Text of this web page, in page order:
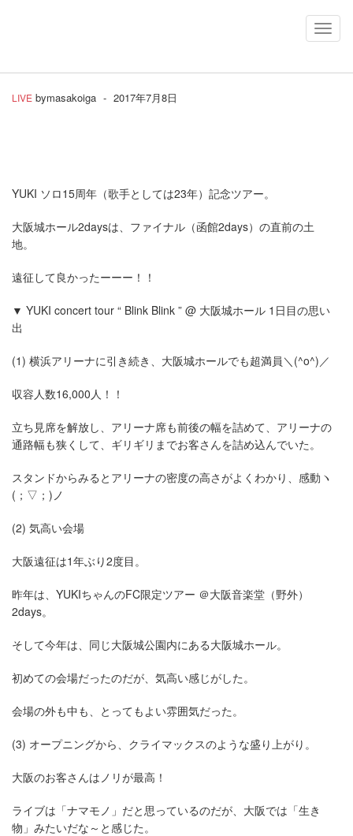
LIVE bymasakoiga - 2017年7月8日
YUKI ソロ15周年（歌手としては23年）記念ツアー。
大阪城ホール2daysは、ファイナル（函館2days）の直前の土
地。
遠征して良かったーーー！！
▼ YUKI concert tour “ Blink Blink ” @ 大阪城ホール 1日目の思い
出
(1) 横浜アリーナに引き続き、大阪城ホールでも超満員 ＼(^o^)／
収容人数16,000人！！
立ち見席を解放し、アリーナ席も前後の幅を詰めて、アリーナの
通路幅も狭くして、ギリギリまでお客さんを詰め込んでいた。
スタンドからみるとアリーナの密度の高さがよくわかり、感動 ヽ
(；▽；)ノ
(2) 気高い会場
大阪遠征は1年ぶり2度目。
昨年は、YUKIちゃんのFC限定ツアー ＠大阪音楽堂（野外）
2days。
そして今年は、同じ大阪城公園内にある大阪城ホール。
初めての会場だったのだが、気高い感じがした。
会場の外も中も、とってもよい雰囲気だった。
(3) オープニングから、クライマックスのような盛り上がり。
大阪のお客さんはノリが最高！
ライブは「ナマモノ」だと思っているのだが、大阪では「生き
物」みたいだな～と感じた。